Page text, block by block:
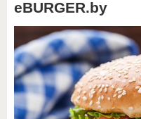
eBURGER.by